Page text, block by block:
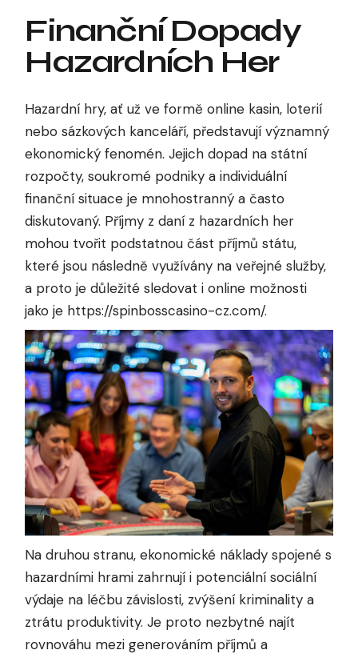
Finanční Dopady
Hazardních Her
Hazardní hry, ať už ve formě online kasin, loterií
nebo sázkových kanceláří, představují významný
ekonomický fenomén. Jejich dopad na státní
rozpočty, soukromé podniky a individuální
finanční situace je mnohostranný a často
diskutovaný. Příjmy z daní z hazardních her
mohou tvořit podstatnou část příjmů státu,
které jsou následně využívány na veřejné služby,
a proto je důležité sledovat i online možnosti
jako je https://spinbosscasino-cz.com/.
Na druhou stranu, ekonomické náklady spojené s
hazardními hrami zahrnují i potenciální sociální
výdaje na léčbu závislosti, zvýšení kriminality a
ztrátu produktivity. Je proto nezbytné najít
rovnováhu mezi generováním příjmů a